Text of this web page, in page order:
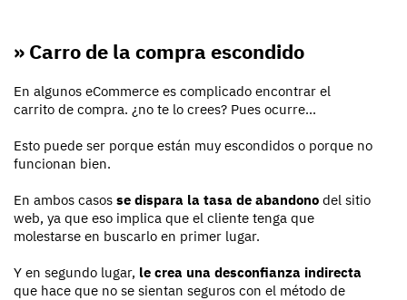
» Carro de la compra escondido
En algunos eCommerce es complicado encontrar el
carrito de compra. ¿no te lo crees? Pues ocurre...
Esto puede ser porque están muy escondidos o porque no
funcionan bien.
En ambos casos se dispara la tasa de abandono del sitio
web, ya que eso implica que el cliente tenga que
molestarse en buscarlo en primer lugar.
Y en segundo lugar, le crea una desconfianza indirecta
que hace que no se sientan seguros con el método de